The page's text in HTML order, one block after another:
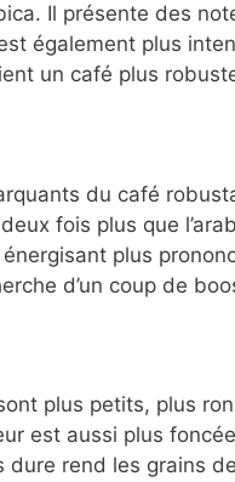
Il présente des
également plus
un café plus
du café
fois plus que
plus
d’un coup de
plus petits, plus
est aussi plus
dure rend les grains